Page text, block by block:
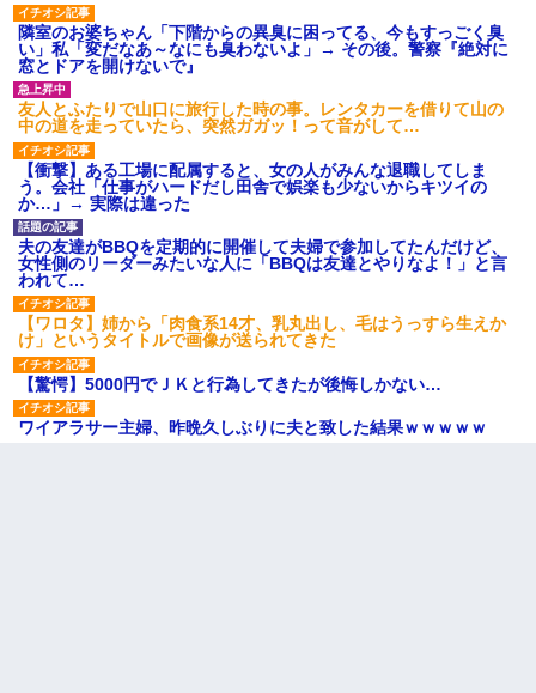
隣室のお婆ちゃん「下階からの異臭に困ってる、今もすっごく臭
い」私「変だなあ～なにも臭わないよ」→ その後。警察『絶対に
窓とドアを開けないで』
友人とふたりで山口に旅行した時の事。レンタカーを借りて山の
中の道を走っていたら、突然ガガッ！って音がして…
【衝撃】ある工場に配属すると、女の人がみんな退職してしま
う。会社「仕事がハードだし田舎で娯楽も少ないからキツイの
か…」→ 実際は違った
夫の友達がBBQを定期的に開催して夫婦で参加してたんだけど、
女性側のリーダーみたいな人に「BBQは友達とやりなよ！」と言
われて…
【ワロタ】姉から「肉食系14才、乳丸出し、毛はうっすら生えか
け」というタイトルで画像が送られてきた
【驚愕】5000円でＪＫと行為してきたが後悔しかない…
ワイアラサー主婦、昨晩久しぶりに夫と致した結果ｗｗｗｗｗ